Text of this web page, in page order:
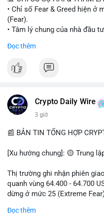
#vlikevn
• Chỉ số Fear & Greed hiện ở
(Fear).
• Tâm lý chung của nhà đầu
• CoinGecko Trending:
• LunarCrush Trending:
Chainlink.
Viettel) và các từ khóa đời
💬 DÒNG CHẢY TIN TỨC &
năm tù đối với Sam Bankman-
• Tin tức vĩ mô: Cảnh báo về
đình trệ) từ dữ liệu PMI của
• Tin tức Binance: Binance
Đọc thêm
Crypto Daily Wire
3 giờ
📰 BẢN TIN TỔNG HỢP
[Xu hướng chung]: 🟡 Trung
Thị trường ghi nhận phiên
quanh vùng 64.400 - 64.700
dừng ở mức 25 (Extreme
Đọc thêm